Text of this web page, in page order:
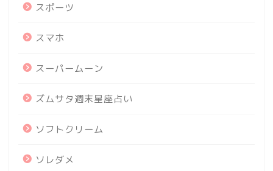
スポーツ
スマホ
スーパームーン
ズムサタ週末星座占い
ソフトクリーム
ソレダメ